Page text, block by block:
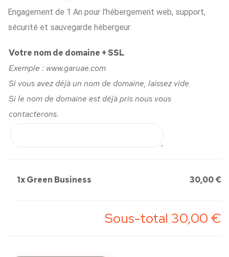
Engagement de 1 An pour l’hébergement web, support,
sécurité et sauvegarde hébergeur.
Votre nom de domaine + SSL
Exemple : www.garuae.com
Si vous avez déjà un nom de domaine, laissez vide
Si le nom de domaine est déjà pris nous vous
contacterons.
1xGreen Business 30,00 €
Sous-total 30,00 €